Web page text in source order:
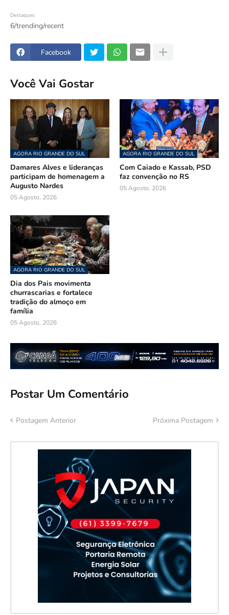
Destaques
6/trending/recent
Facebook
Você Vai Gostar
AGORA RIO GRANDE DO SUL
Damares Alves e lideranças
participam de homenagem a
Augusto Nardes
05 Agosto, 2026
AGORA RIO GRANDE DO SUL
Com Caiado e Kassab, PSD
faz convenção no RS
05 Agosto, 2026
AGORA RIO GRANDE DO SUL
Dia dos Pais movimenta
churrascarias e fortalece
tradição do almoço em
família
05 Agosto, 2026
Postar Um Comentário
Postagem Anterior Próxima Postagem